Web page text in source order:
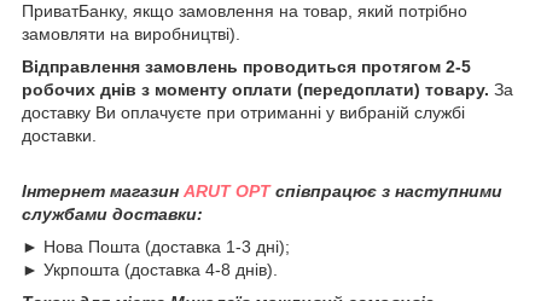
ПриватБанку, якщо замовлення на товар, який потрібно
замовляти на виробництві).
Відправлення замовлень проводиться протягом 2-5
робочих днів з моменту оплати (передоплати) товару. За
доставку Ви оплачуєте при отриманні у вибраній службі
доставки.
Інтернет магазин ARUT OPTспівпрацює з наступними
службами доставки:
► Нова Пошта (доставка 1-3 дні);
► Укрпошта (доставка 4-8 днів).